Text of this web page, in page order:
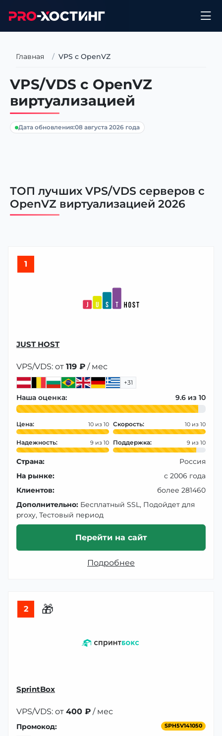
Главная VPS с OpenVZ
VPS/VDS с OpenVZ
виртуализацией
Дата обновления:08 августа 2026 года
ТОП лучших VPS/VDS серверов с
OpenVZ виртуализацией 2026
1
JUST HOST
VPS/VDS: от 119 ₽ / мес
+31
Наша оценка: 9.6
Цена: 10 Скорость: 10
Надежность: 9 Поддержка: 9
Страна:
Россия
На рынке:
с 2006 года
Клиентов:
более 281460
Дополнительно: Бесплатный SSL, Подойдет для
proxy, Тестовый период
Перейти на сайт
Подробнее
2 🎁
SprintBox
VPS/VDS: от 400 ₽ / мес
Промокод: SPH5V141050